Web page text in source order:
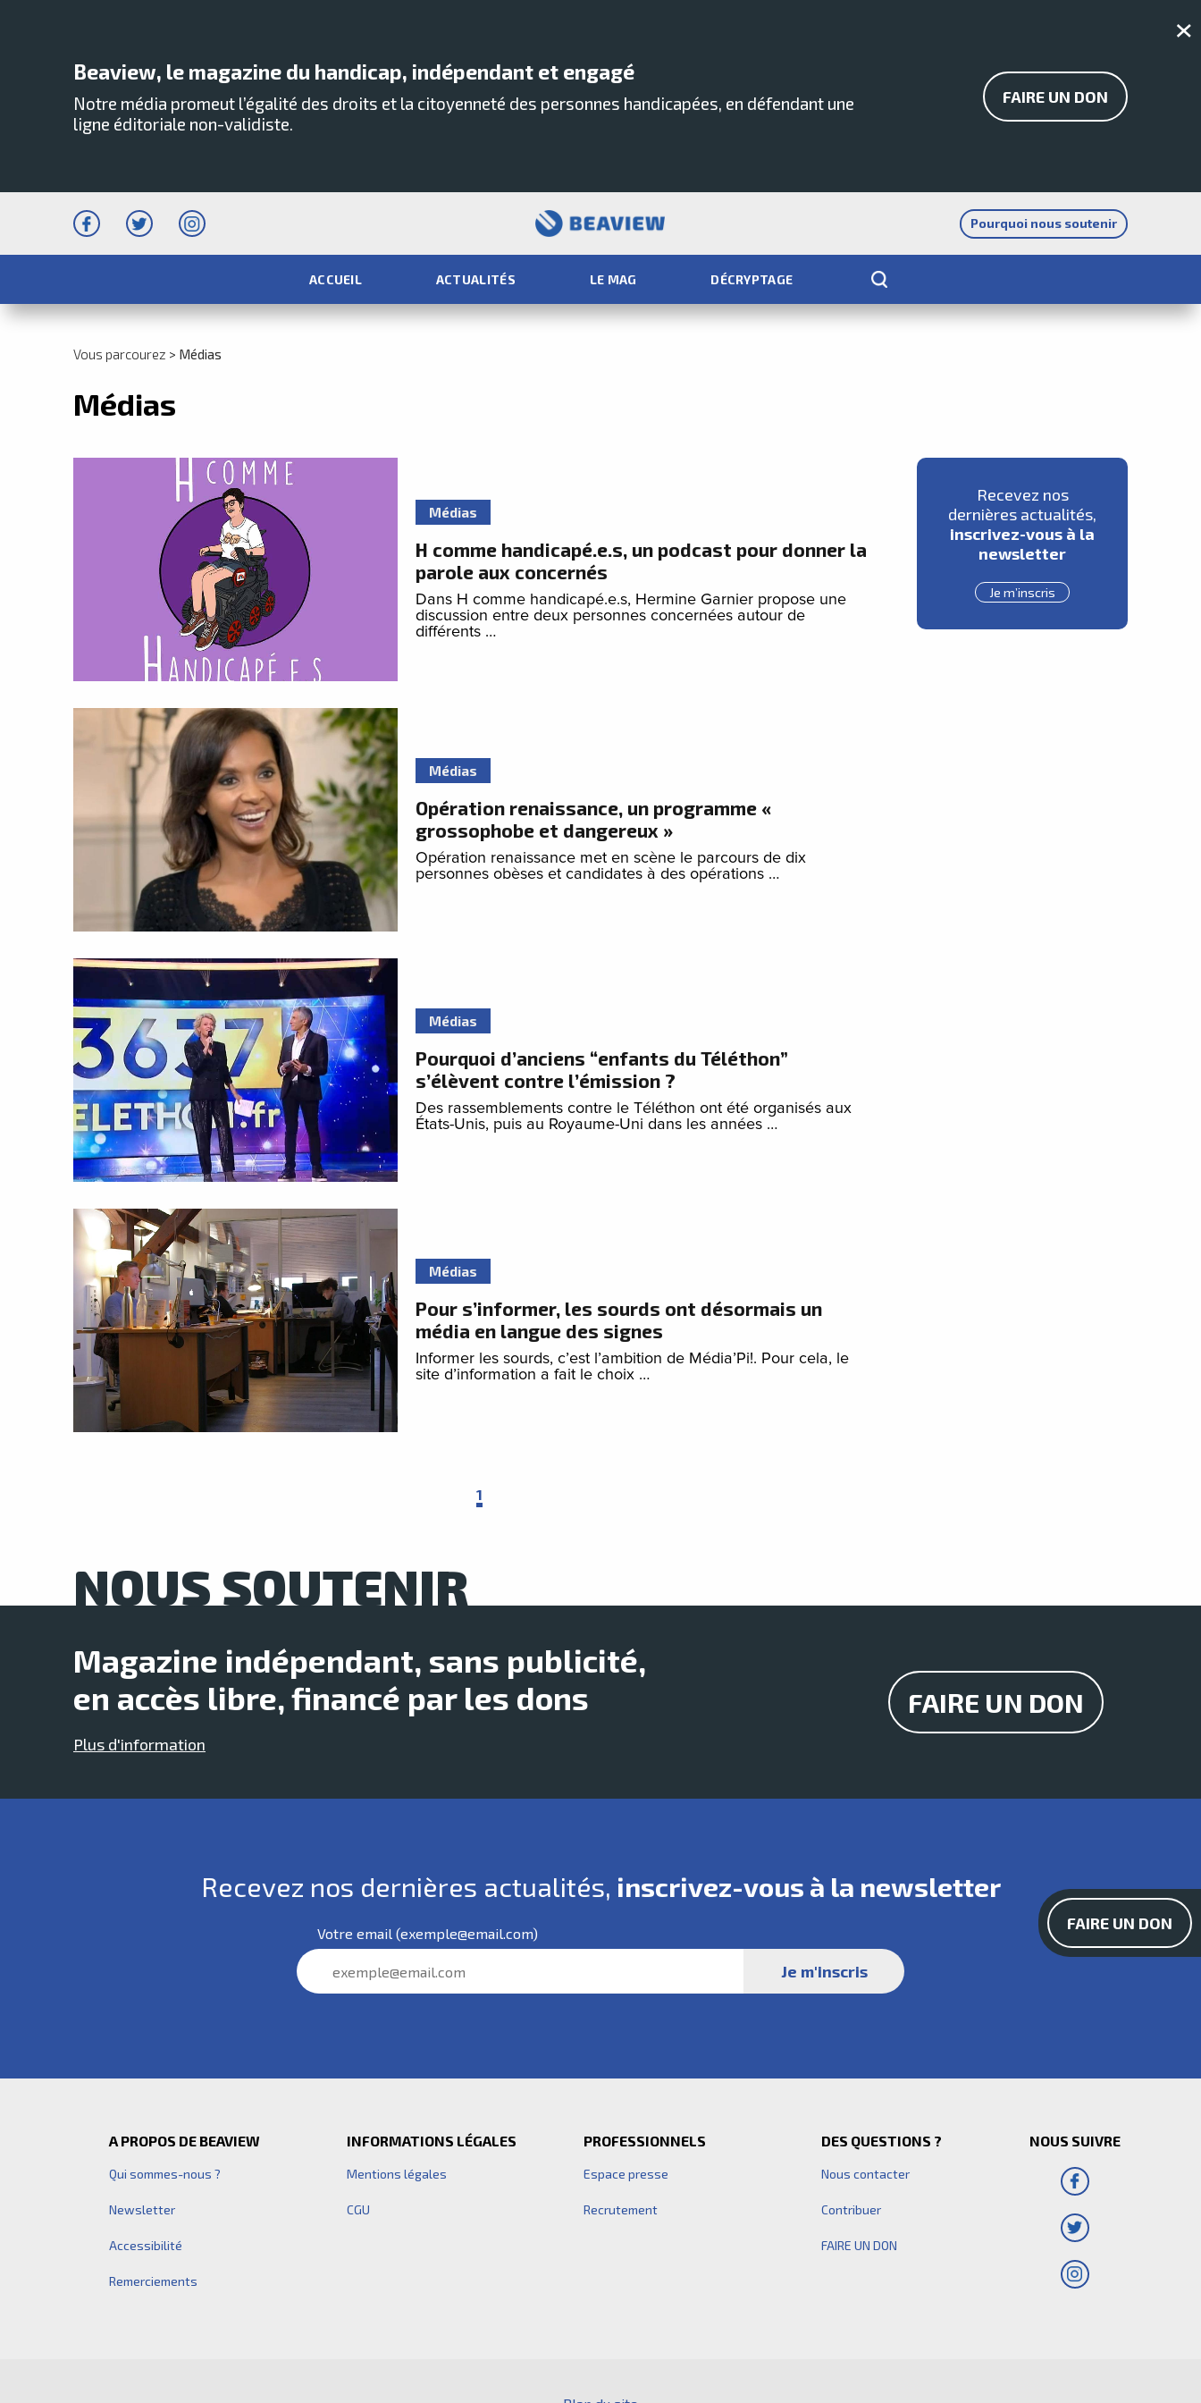
Beaview, le magazine du handicap, indépendant et engagé
Notre média promeut l’égalité des droits et la citoyenneté des personnes handicapées, en défendant une
ligne éditoriale non-validiste.
FAIRE UN DON
Pourquoi nous soutenir
ACCUEIL ACTUALITÉS LE MAG DÉCRYPTAGE
FAIRE UN DON
Vous parcourez > Médias
Médias
Médias
H comme handicapé.e.s, un podcast pour donner la
parole aux concernés
Dans H comme handicapé.e.s, Hermine Garnier propose une
discussion entre deux personnes concernées autour de
différents …
Médias
Opération renaissance, un programme «
grossophobe et dangereux »
Opération renaissance met en scène le parcours de dix
personnes obèses et candidates à des opérations …
Médias
Pourquoi d’anciens “enfants du Téléthon”
s’élèvent contre l’émission ?
Des rassemblements contre le Téléthon ont été organisés aux
États-Unis, puis au Royaume-Uni dans les années …
Médias
Pour s’informer, les sourds ont désormais un
média en langue des signes
Informer les sourds, c’est l’ambition de Média’Pi!. Pour cela, le
site d’information a fait le choix …
1
Recevez nos
dernières actualités,
inscrivez-vous à la
newsletter
Je m’inscris
NOUS SOUTENIR
Magazine indépendant, sans publicité,
en accès libre, financé par les dons
Plus d'information
FAIRE UN DON
Recevez nos dernières actualités, inscrivez-vous à la newsletter
Votre email(exemple@email.com)
Pied de page
A PROPOS DE BEAVIEW
Qui sommes-nous ?
Newsletter
Accessibilité
Remerciements
INFORMATIONS LÉGALES
Mentions légales
CGU
PROFESSIONNELS
Espace presse
Recrutement
DES QUESTIONS ?
Nous contacter
Contribuer
FAIRE UN DON
NOUS SUIVRE